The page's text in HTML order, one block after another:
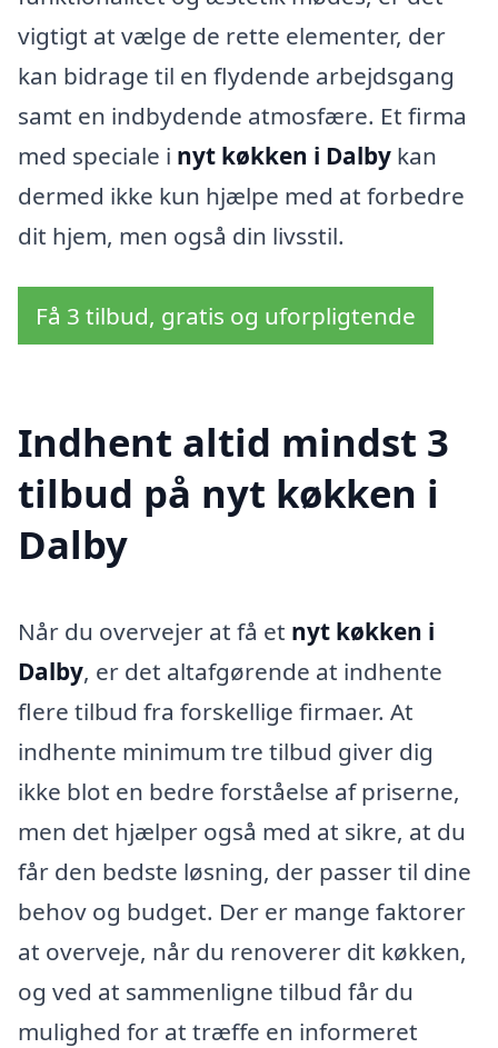
vigtigt at vælge de rette elementer, der
kan bidrage til en flydende arbejdsgang
samt en indbydende atmosfære. Et firma
med speciale i nyt køkken i Dalby kan
dermed ikke kun hjælpe med at forbedre
dit hjem, men også din livsstil.
Få 3 tilbud, gratis og uforpligtende
Indhent altid mindst 3
tilbud på nyt køkken i
Dalby
Når du overvejer at få et nyt køkken i
Dalby, er det altafgørende at indhente
flere tilbud fra forskellige firmaer. At
indhente minimum tre tilbud giver dig
ikke blot en bedre forståelse af priserne,
men det hjælper også med at sikre, at du
får den bedste løsning, der passer til dine
behov og budget. Der er mange faktorer
at overveje, når du renoverer dit køkken,
og ved at sammenligne tilbud får du
mulighed for at træffe en informeret